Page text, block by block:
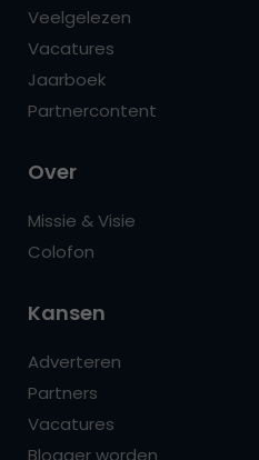
Veelgelezen
Vacatures
Jaarboek
Partnercontent
Over
Missie & Visie
Colofon
Kansen
Adverteren
Partners
Vacatures
Blogger worden